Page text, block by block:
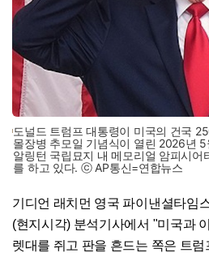
도널드 트럼프 대통령이 미국의 건국
몰장병 추모일 기념식이 열린 2026년
알링턴 국립묘지 내 메모리얼 암피시어
를 하고 있다. ⓒ AP통신=연합뉴스
기디언 래치먼 영국 파이낸셜타임
(현지시각) 분석기사에서 "미국과
렛대를 쥐고 판을 흔드는 쪽은 트